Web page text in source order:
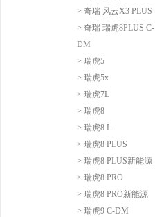
> 奇瑞 风云X3 PLUS
> 奇瑞 瑞虎8PLUS C-
DM
> 瑞虎5
> 瑞虎5x
> 瑞虎7L
> 瑞虎8
> 瑞虎8 L
> 瑞虎8 PLUS
> 瑞虎8 PLUS新能源
> 瑞虎8 PRO
> 瑞虎8 PRO新能源
> 瑞虎9 C-DM